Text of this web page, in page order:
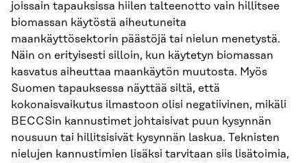
joissain tapauksissa hiilen talteenotto vain hillitsee
biomassan käytöstä aiheutuneita
maankäyttösektorin päästöjä tai nielun menetystä.
Näin on erityisesti silloin, kun käytetyn biomassan
kasvatus aiheuttaa maankäytön muutosta. Myös
Suomen tapauksessa näyttää siltä, että
kokonaisvaikutus ilmastoon olisi negatiivinen, mikäli
BECCSin kannustimet johtaisivat puun kysynnän
nousuun tai hillitsisivät kysynnän laskua. Teknisten
nielujen kannustimien lisäksi tarvitaan siis lisätoimia,